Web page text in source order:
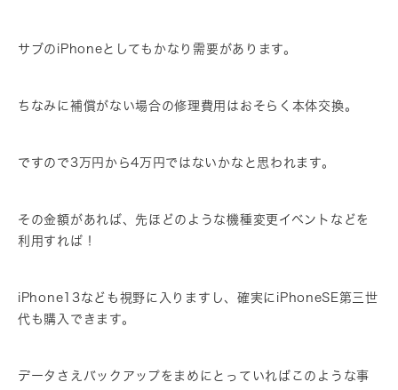
サブのiPhoneとしてもかなり需要があります。
ちなみに補償がない場合の修理費用はおそらく本体交換。
ですので3万円から4万円ではないかなと思われます。
その金額があれば、先ほどのような機種変更イベントなどを
利用すれば！
iPhone13なども視野に入りますし、確実にiPhoneSE第三世
代も購入できます。
データさえバックアップをまめにとっていればこのような事